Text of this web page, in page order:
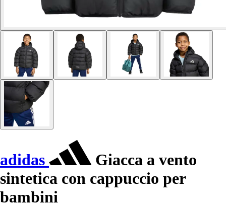
adidas
Giacca a vento
sintetica con cappuccio per
bambini